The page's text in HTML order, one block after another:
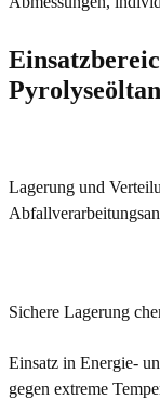
Lagerung und
Sichere Lagerung
Einsatz in Energie-
gegen extreme